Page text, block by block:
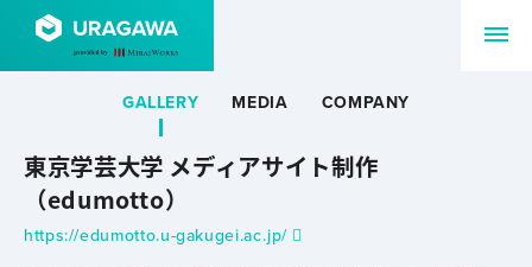
GALLERY MEDIA COMPANY
東京学芸大学 メディアサイト制作
（edumotto）
https://edumotto.u-gakugei.ac.jp/